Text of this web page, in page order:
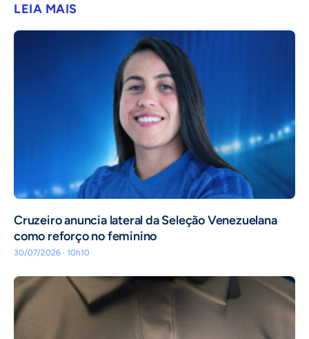
LEIA MAIS
Cruzeiro anuncia lateral da Seleção Venezuelana
como reforço no feminino
30/07/2026 · 10h10